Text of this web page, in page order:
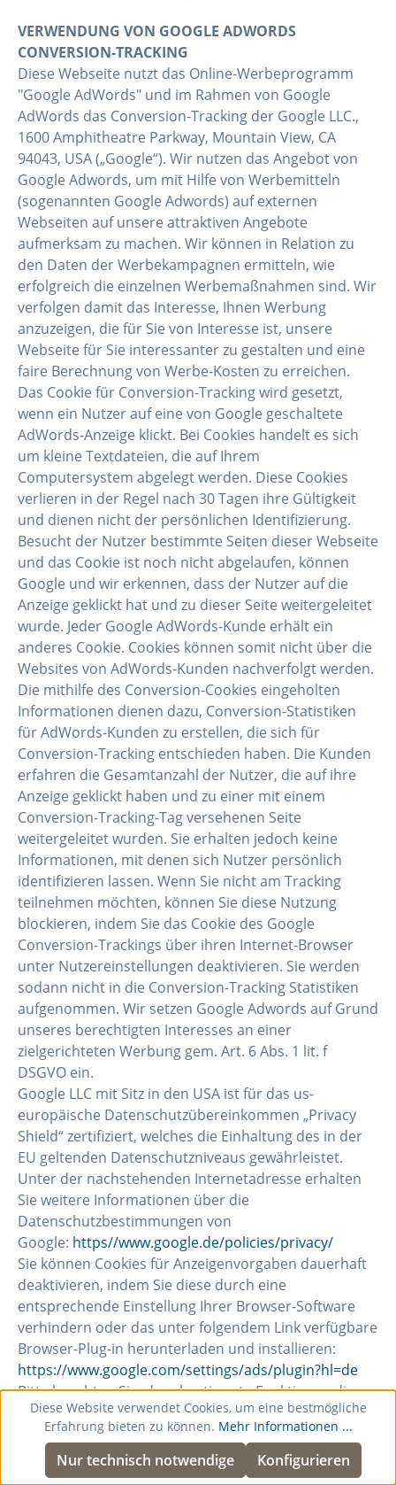
VERWENDUNG VON GOOGLE ADWORDS
CONVERSION-TRACKING
Diese Webseite nutzt das Online-Werbeprogramm
"Google AdWords" und im Rahmen von Google
AdWords das Conversion-Tracking der Google LLC.,
1600 Amphitheatre Parkway, Mountain View, CA
94043, USA („Google“). Wir nutzen das Angebot von
Google Adwords, um mit Hilfe von Werbemitteln
(sogenannten Google Adwords) auf externen
Webseiten auf unsere attraktiven Angebote
aufmerksam zu machen. Wir können in Relation zu
den Daten der Werbekampagnen ermitteln, wie
erfolgreich die einzelnen Werbemaßnahmen sind. Wir
verfolgen damit das Interesse, Ihnen Werbung
anzuzeigen, die für Sie von Interesse ist, unsere
Webseite für Sie interessanter zu gestalten und eine
faire Berechnung von Werbe-Kosten zu erreichen.
Das Cookie für Conversion-Tracking wird gesetzt,
wenn ein Nutzer auf eine von Google geschaltete
AdWords-Anzeige klickt. Bei Cookies handelt es sich
um kleine Textdateien, die auf Ihrem
Computersystem abgelegt werden. Diese Cookies
verlieren in der Regel nach 30 Tagen ihre Gültigkeit
und dienen nicht der persönlichen Identifizierung.
Besucht der Nutzer bestimmte Seiten dieser Webseite
und das Cookie ist noch nicht abgelaufen, können
Google und wir erkennen, dass der Nutzer auf die
Anzeige geklickt hat und zu dieser Seite weitergeleitet
wurde. Jeder Google AdWords-Kunde erhält ein
anderes Cookie. Cookies können somit nicht über die
Websites von AdWords-Kunden nachverfolgt werden.
Die mithilfe des Conversion-Cookies eingeholten
Informationen dienen dazu, Conversion-Statistiken
für AdWords-Kunden zu erstellen, die sich für
Conversion-Tracking entschieden haben. Die Kunden
erfahren die Gesamtanzahl der Nutzer, die auf ihre
Anzeige geklickt haben und zu einer mit einem
Conversion-Tracking-Tag versehenen Seite
weitergeleitet wurden. Sie erhalten jedoch keine
Informationen, mit denen sich Nutzer persönlich
identifizieren lassen. Wenn Sie nicht am Tracking
teilnehmen möchten, können Sie diese Nutzung
blockieren, indem Sie das Cookie des Google
Conversion-Trackings über ihren Internet-Browser
unter Nutzereinstellungen deaktivieren. Sie werden
sodann nicht in die Conversion-Tracking Statistiken
aufgenommen. Wir setzen Google Adwords auf Grund
unseres berechtigten Interesses an einer
zielgerichteten Werbung gem. Art. 6 Abs. 1 lit. f
DSGVO ein.
Google LLC mit Sitz in den USA ist für das us-
europäische Datenschutzübereinkommen „Privacy
Shield“ zertifiziert, welches die Einhaltung des in der
EU geltenden Datenschutzniveaus gewährleistet.
Unter der nachstehenden Internetadresse erhalten
Sie weitere Informationen über die
Datenschutzbestimmungen von
Google: https//www.google.de/policies/privacy/
Sie können Cookies für Anzeigenvorgaben dauerhaft
deaktivieren, indem Sie diese durch eine
entsprechende Einstellung Ihrer Browser-Software
verhindern oder das unter folgendem Link verfügbare
Browser-Plug-in herunterladen und installieren:
https://www.google.com/settings/ads/plugin?hl=de
Bitte beachten Sie, dass bestimmte Funktionen dieser
Website möglicherweise nicht oder nur eingeschränkt
genutzt werden können, wenn Sie die Verwendung
von Cookies deaktiviert haben.
Diese Website verwendet Cookies, um eine bestmögliche
Erfahrung bieten zu können. Mehr Informationen ...
Nur technisch notwendige Konfigurieren